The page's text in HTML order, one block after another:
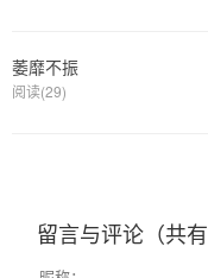
萎靡不振
阅读(29)
留言与评论（共有